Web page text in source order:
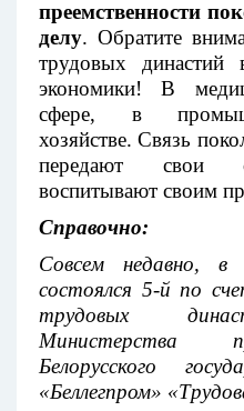
преемственности
делу. Обратите
трудовых династий
экономики! В
сфере, в
хозяйстве. Связь
передают свои
воспитывают своим
Справочно:
Совсем недавно, в
состоялся 5-й по
трудовых
Министерства
Белорусского
«Беллегпром»